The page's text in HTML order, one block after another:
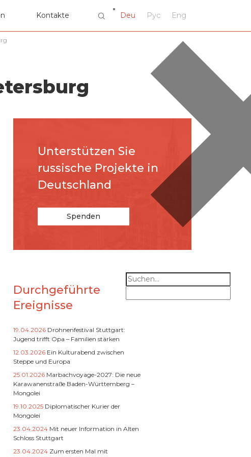
Kontakte Deu Рус Eng
Unterstützen Sie
russische Projekte in
Deutschland
Spenden
Durchgeführte
Ereignisse
19.04.2026 Drohnenfestival Stuttgart:
Jugend trifft Opa – Familien stärken
12.03.2026 Ein Kulturabend zwischen
Steppe und Europa
25.01.2026 Marbachvoyage-2027: Die neue
Karawanenstraße Baden-Württemberg –
Mongolei
19.10.2025 Diplomatischer Kurier der
Mongolei
23.04.2024 Mit neuer Information in Alten
Schloss Stuttgart
23.04.2024 Zum ersten Mal mit